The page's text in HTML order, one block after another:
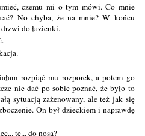
czemu mi o tym mówi. Co mnie
No chyba, że na mnie? W końcu
do łazienki.
rozpiąć mu rozporek, a potem go
nie dać po sobie poznać, że było to
sytuacją zażenowany, ale też jak się
On był dzieckiem i naprawdę
tę... do nosa?